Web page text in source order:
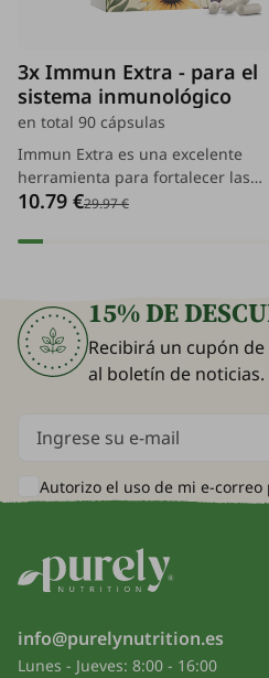
3x Immun Extra - para el
sistema inmunológico
en total 90 cápsulas
Immun Extra es una excelente
herramienta para fortalecer las
defensas. Las cápsulas
para un funcionamiento sin
estrés oxidativo.
10.79 €29.97 €
15% DE
Recibirá un cupón
al boletín de noticias.
Autorizo el uso de mi e-correo
info@purelynutrition.es
Lunes - Jueves: 8:00 - 16:00